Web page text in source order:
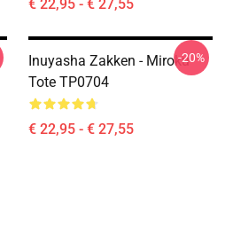
€ 22,95 - € 27,55
Inuyasha Zakken - Miroku
Tote TP0704
€ 22,95 - € 27,55
-20%